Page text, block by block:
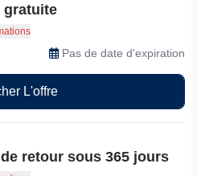
gratuite
sur votre commande. Voir
Pas de date d'expiration
L'offre
retour sous 365 jours